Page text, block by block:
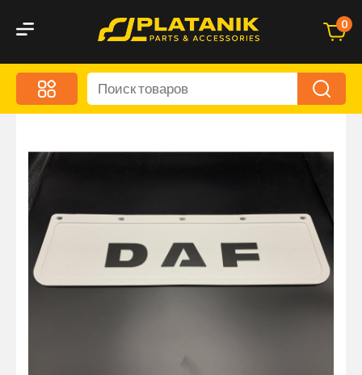
0
Меню
Акционные предложения
Дорожная кухня
Оптика и светотехника
Брызговики
Запчасти кузова и зеркала